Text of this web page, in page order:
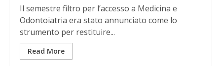
Il semestre filtro per l’accesso a Medicina e
Odontoiatria era stato annunciato come lo
strumento per restituire...
Read More